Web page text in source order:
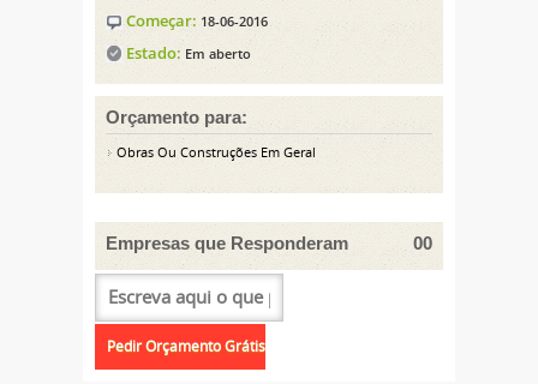
Começar: 18-06-2016
Estado: Em aberto
Orçamento para:
Obras Ou Construções Em Geral
Empresas que Responderam 00